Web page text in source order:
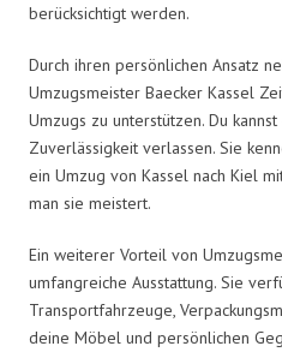
berücksichtigt werden.
Durch ihren persönlichen Ansatz
Umzugsmeister Baecker Kassel
Umzugs zu unterstützen. Du
Zuverlässigkeit verlassen. Sie
ein Umzug von Kassel nach Kiel
man sie meistert.
Ein weiterer Vorteil von
umfangreiche Ausstattung. Sie
Transportfahrzeuge,
deine Möbel und persönlichen